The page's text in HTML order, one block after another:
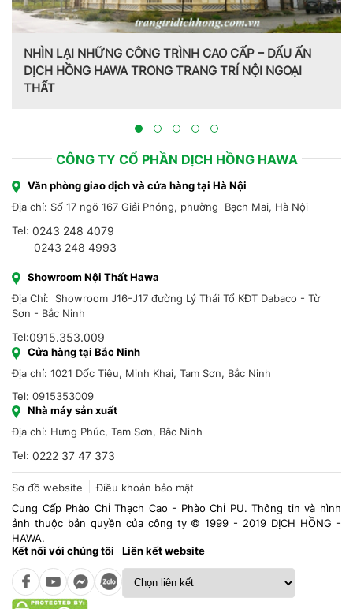
NHÌN LẠI NHỮNG CÔNG TRÌNH CAO CẤP – DẤU ẤN
DỊCH HỒNG HAWA TRONG TRANG TRÍ NỘI NGOẠI
THẤT
CÔNG TY CỔ PHẦN DỊCH HỒNG HAWA
Văn phòng giao dịch và cửa hàng tại Hà Nội
Địa chỉ: Số 17 ngõ 167 Giải Phóng, phường Bạch Mai, Hà Nội
Tel: 0243 248 4079
0243 248 4993
Showroom Nội Thất Hawa
Địa Chỉ: Showroom J16-J17 đường Lý Thái Tổ KĐT Dabaco - Từ
Sơn - Bắc Ninh
Tel:0915.353.009
Cửa hàng tại Bắc Ninh
Địa chỉ: 1021 Dốc Tiêu, Minh Khai, Tam Sơn, Bắc Ninh
Tel: 0915353009
Nhà máy sản xuất
Địa chỉ: Hưng Phúc, Tam Sơn, Bắc Ninh
Tel: 0222 37 47 373
Sơ đồ website
Điều khoản bảo mật
Cung Cấp Phào Chỉ Thạch Cao - Phào Chỉ PU. Thông tin và hình
ảnh thuộc bản quyền của công ty © 1999 - 2019 DỊCH HỒNG -
HAWA.
Kết nối với chúng tôi
Liên kết website